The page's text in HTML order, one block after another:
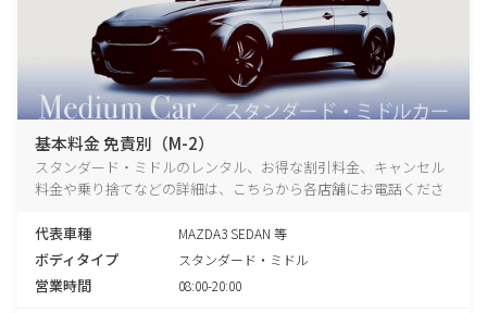
基本料金 免責別（M-2）
スタンダード・ミドルのレンタル、お得な割引料金、キャンセル
料金や乗り捨てなどの詳細は、こちらから各店舗にお電話くださ
代表車種
MAZDA3 SEDAN 等
ボディタイプ スタンダード・ミドル
営業時間 08:00-20:00